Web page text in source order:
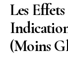
Les
(Moins